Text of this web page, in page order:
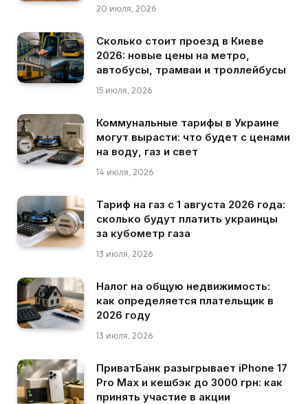
20 июля, 2026
Сколько стоит проезд в Киеве
2026: новые цены на метро,
автобусы, трамваи и троллейбусы
15 июля, 2026
Коммунальные тарифы в Украине
могут вырасти: что будет с ценами
на воду, газ и свет
14 июля, 2026
Тариф на газ с 1 августа 2026 года:
сколько будут платить украинцы
за кубометр газа
13 июля, 2026
Налог на общую недвижимость:
как определяется плательщик в
2026 году
13 июля, 2026
ПриватБанк разыгрывает iPhone 17
Pro Max и кешбэк до 3000 грн: как
принять участие в акции